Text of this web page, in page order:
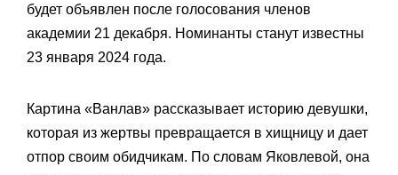
будет объявлен после голосования членов
академии 21 декабря. Номинанты станут известны
23 января 2024 года.
Картина «Ванлав» рассказывает историю девушки,
которая из жертвы превращается в хищницу и дает
отпор своим обидчикам. По словам Яковлевой, она